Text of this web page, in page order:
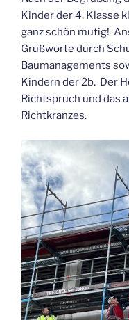
Kinder der 4. Klasse
ganz schön mutig!
Grußworte durch
Baumanagements
Kindern der 2b. Der
Richtspruch und das
Richtkranzes.